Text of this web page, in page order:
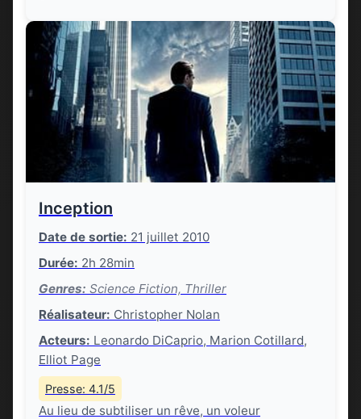
Inception
Date de sortie: 21 juillet 2010
Durée: 2h 28min
Genres: Science Fiction, Thriller
Réalisateur: Christopher Nolan
Acteurs: Leonardo DiCaprio, Marion Cotillard,
Elliot Page
Presse: 4.1/5
Au lieu de subtiliser un rêve, un voleur